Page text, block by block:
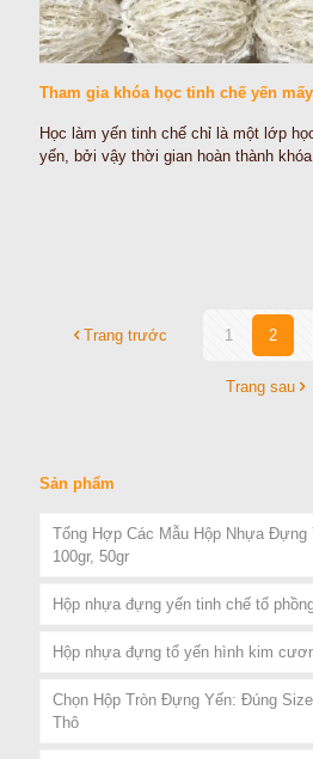
Tham gia khóa học tinh chế yến
Học làm yến tinh chế chỉ là một lớp
yến, bởi vậy thời gian hoàn thành
Trang trước 1 2
Trang sau
Sản phẩm
Tổng Hợp Các Mẫu Hộp Nhựa Đựng
100gr, 50gr
Hộp nhựa đựng yến tinh chế tổ
Hộp nhựa đựng tổ yến hình kim
Chọn Hộp Tròn Đựng Yến: Đúng
Thô